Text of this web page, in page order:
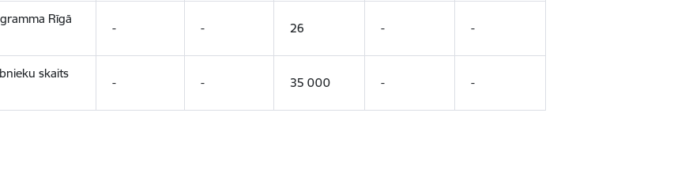
Rīgā
- - 26 - -
skaits
- - 35 000 - -